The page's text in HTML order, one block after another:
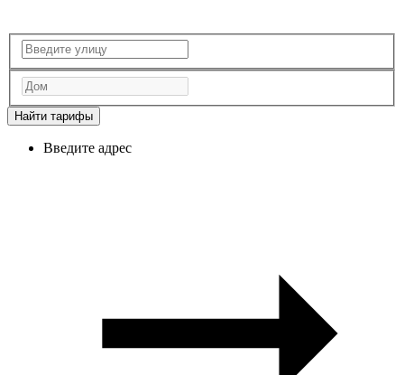
Найти тарифы
Введите адрес